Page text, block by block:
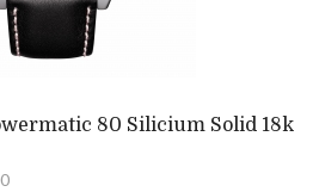
80 Silicium Solid 18k